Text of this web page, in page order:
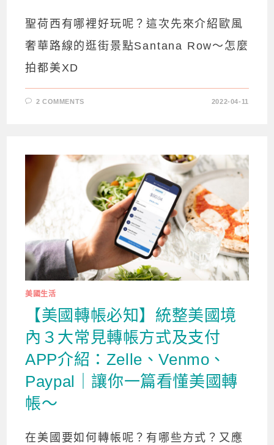
聖荷西有哪裡好玩呢？這次先來介紹歐風
奢華路線的逛街景點Santana Row～怎麼
拍都美XD
2 COMMENTS 2022-04-11
美國生活
【美國轉帳必知】統整美國境
內３大常見轉帳方式及支付
APP介紹：Zelle、Venmo、
Paypal｜讓你一篇看懂美國轉
帳～
在美國要如何轉帳呢？有哪些方式？又應